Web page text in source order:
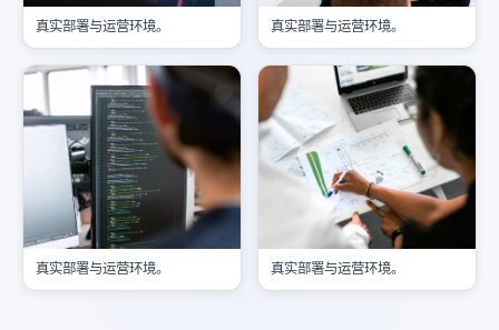
真实部署与运营环境。 真实部署与运营环境。
真实部署与运营环境。 真实部署与运营环境。